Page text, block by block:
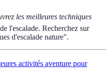
les meilleures techniques
l'escalade. Recherchez sur
d'escalade nature".
activités aventure pour